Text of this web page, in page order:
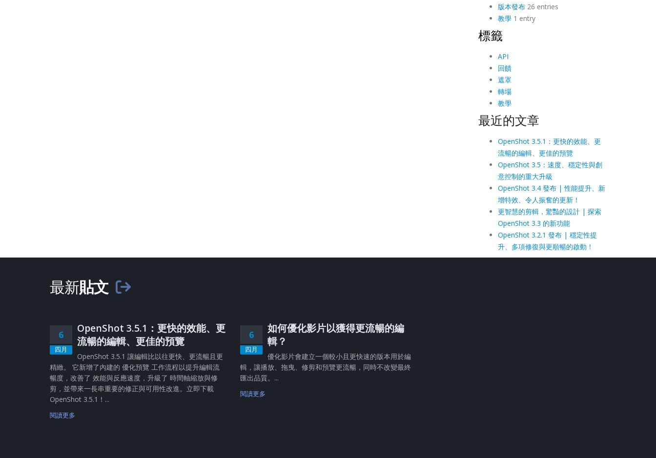
版本發布26 entries
教學1 entry
標籤
API
回饋
遮罩
轉場
教學
最近的文章
OpenShot 3.5.1：更快的效能、更
流暢的編輯、更佳的預覽
OpenShot 3.5：速度、穩定性與創
意控制的重大升級
OpenShot 3.4 發布 | 性能提升、新
增特效、令人振奮的更新！
更智慧的剪輯，驚豔的設計 | 探索
OpenShot 3.3 的新功能
OpenShot 3.2.1 發布 | 穩定性提
升、多項修復與更順暢的啟動！
最新貼文
6
四月
OpenShot 3.5.1：更快的效能、更
流暢的編輯、更佳的預覽
OpenShot 3.5.1 讓編輯比以往更快、更流暢且更
精緻。 它新增了內建的 優化預覽 工作流程以提升編輯流
暢度，改善了 效能與反應速度，升級了 時間軸縮放與修
剪，並帶來一長串重要的修正與可用性改進。立即下載
OpenShot 3.5.1！...
閱讀更多
6
四月
如何優化影片以獲得更流暢的編
輯？
優化影片會建立一個較小且更快速的版本用於編
輯，讓播放、拖曳、修剪和預覽更流暢，同時不改變最終
匯出品質。...
閱讀更多